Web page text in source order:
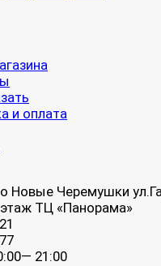
и оплата
Новые Черемушки
этаж ТЦ «Панорама»
21:00